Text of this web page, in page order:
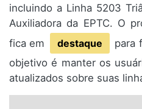
incluindo a Linha 5203
Auxiliadora da EPTC. O
fica em
destaque
para
objetivo é manter os
atualizados sobre suas